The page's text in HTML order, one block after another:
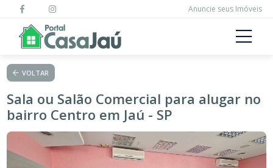
Anuncie seus Imóveis
VOLTAR
Sala ou Salão Comercial para alugar no
bairro Centro em Jaú - SP